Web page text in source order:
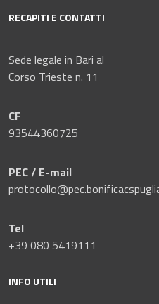
RECAPITI E CONTATTI
Sede legale in Bari al
Corso Trieste n. 11
CF
93544360725
PEC / E-mail
Tel
+39 080 5419111
INFO UTILI